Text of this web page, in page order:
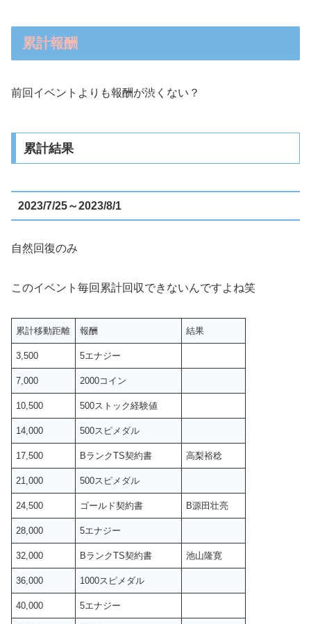
累計報酬
前回イベントよりも報酬が渋くない？
累計結果
2023/7/25～2023/8/1
自然回復のみ
このイベント毎回累計回収できないんですよね笑
累計移動距離 報酬 結果
3,500 5エナジー
7,000 2000コイン
10,500 500ストック経験値
14,000 500スピメダル
17,500 BランクTS契約書 高梨裕稔
21,000 500スピメダル
24,500 ゴールド契約書 B源田壮亮
28,000 5エナジー
32,000 BランクTS契約書 池山隆寛
36,000 1000スピメダル
40,000 5エナジー